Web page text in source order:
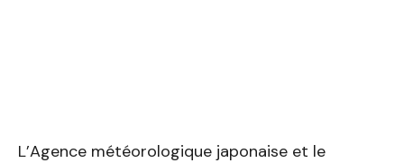
L’Agence météorologique japonaise et le